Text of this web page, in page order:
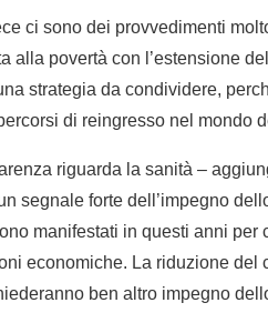
ci sono dei provvedimenti
alla povertà con l’estensione
strategia da condividere,
di reingresso nel mondo
riguarda la sanità –
segnale forte dell’impegno
manifestati in questi anni
economiche. La riduzione del
ben altro impegno